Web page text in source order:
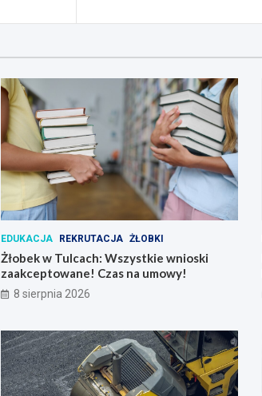
EDUKACJA REKRUTACJA ŻŁOBKI
Żłobek w Tulcach: Wszystkie wnioski
zaakceptowane! Czas na umowy!
8 sierpnia 2026